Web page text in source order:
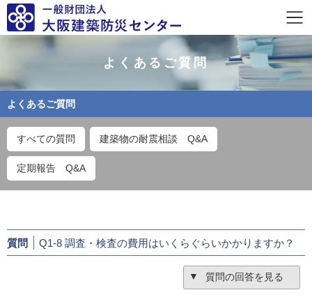
よくあるご質問
質問 Q1-8 調査・検査の費用はいくらぐらいかかりますか？
質問の回答を見る
よくあるご質問
すべての質問 建築物の耐震相談 Q&A
定期報告 Q&A